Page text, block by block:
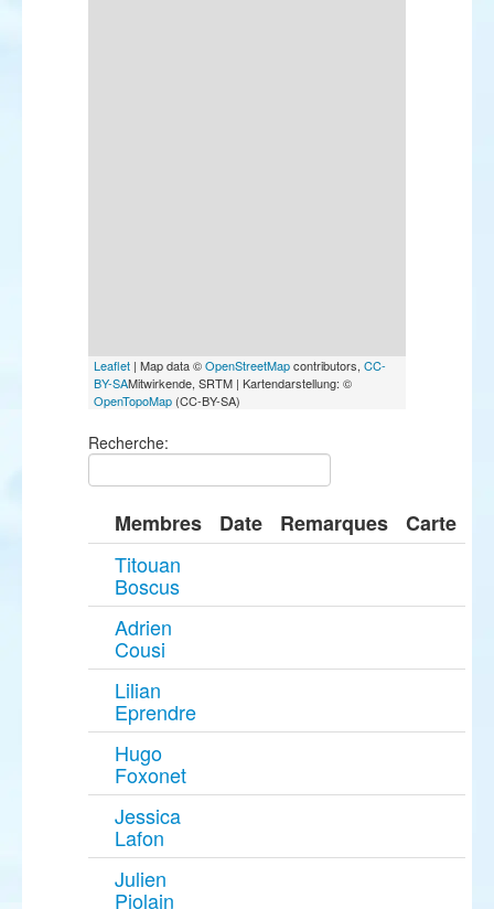
Leaflet | Map data ©OpenStreetMapcontributors, CC-
BY-SAMitwirkende, SRTM | Kartendarstellung: ©
OpenTopoMap (CC-BY-SA)
Recherche:
Membres Date Remarques
Carte
Titouan
Boscus
Adrien
Cousi
Lilian
Eprendre
Hugo
Foxonet
Jessica
Lafon
Julien
Piolain